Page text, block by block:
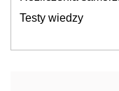
Testy wiedzy